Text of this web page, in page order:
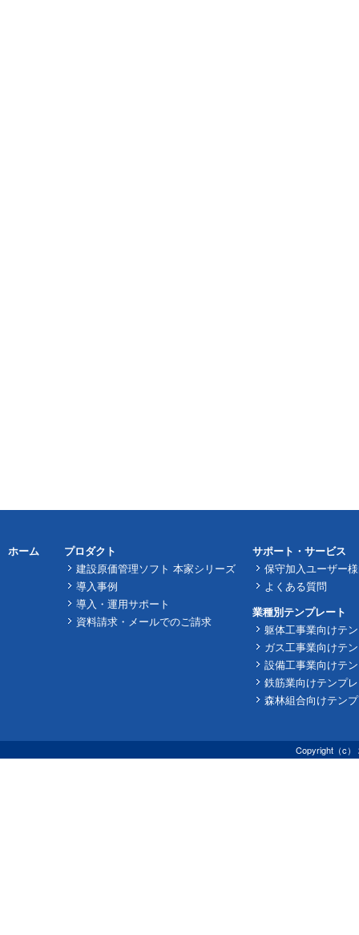
ホーム
プロダクト
建設原価管理ソフト 本家シリーズ
導入事例
導入・運用サポート
資料請求・メールでのご請求
サポート・サービス
保守加入ユーザー
よくある質問
業種別テンプレート
躯体工事業向けテ
ガス工事業向けテ
設備工事業向けテ
鉄筋業向けテンプ
森林組合向けテン
Copyright（c）